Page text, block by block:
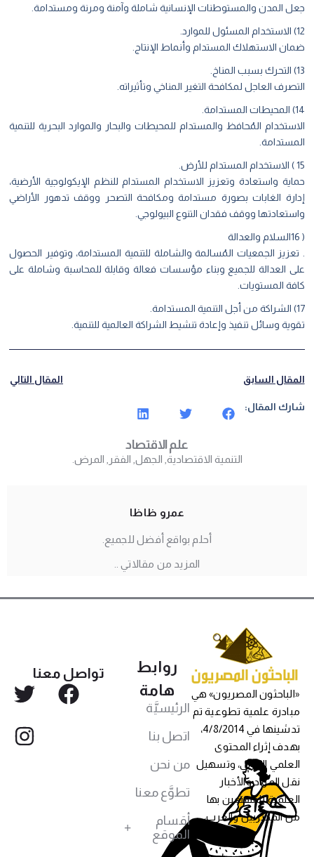
جعل المدن والمستوطنات الإنسانية شاملة وآمنة ومرنة ومستدامة.
12) الاستخدام المسئول للموارد.
ضمان الاستهلاك المستدام وأنماط الإنتاج.
13) التحرك بسبب المناخ.
التصرف العاجل لمكافحة التغير المناخي وتأثيراته.
14) المحيطات المستدامة.
الاستخدام المُحافظ والمستدام للمحيطات والبحار والموارد البحرية للتنمية
المستدامة.
15 ) الاستخدام المستدام للأرض.
حماية واستعادة وتعزيز الاستخدام المستدام للنظم الإيكولوجية الأرضية،
إدارة الغابات بصورة مستدامة ومكافحة التصحر ووقف تدهور الأراضي
واستعادتها ووقف فقدان التنوع البيولوجي.
( 16السلام والعدالة
. تعزيز الجمعيات المُسالمة والشاملة للتنمية المستدامة، وتوفير الحصول
على العدالة للجميع وبناء مؤسسات فعالة وقابلة للمحاسبة وشاملة على
كافة المستويات.
17) الشراكة من أجل التنمية المستدامة.
تقوية وسائل تنفيذ وإعادة تنشيط الشراكة العالمية للتنمية.
المقال السابق المقال التالي
شارك المقال:
علم الاقتصاد
التنمية الاقتصادية الجهل الفقر المرض.
عمرو ظاظا
أحلم بواقع أفضل للجميع.
المزيد من مقالاتي ..
«الباحثون المصريون» هي
مبادرة علمية تطوعية تم
تدشينها في 4/8/2014،
بهدف إثراء المحتوى
العلمي العربي، وتسهيل
نقل المواد والأخبار
العلمية للمهتمين بها
من المصريين والعرب،
روابط
هامة
الرئيسيَّة
اتصل بنا
من نحن
تطوَّع معنا
أقسام
الموقع
تواصل معنا